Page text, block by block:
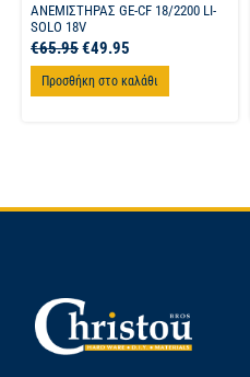
ΑΝΕΜΙΣΤΗΡΑΣ GE-CF 18/2200 LI-
SOLO 18V
€65.95€49.95
Προσθήκη στο καλάθι